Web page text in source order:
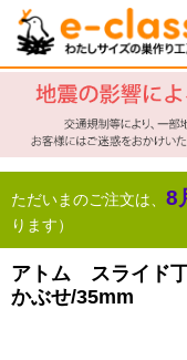
ただいまのご注文は、 8
ります）
アトム スライド
かぶせ/35mm